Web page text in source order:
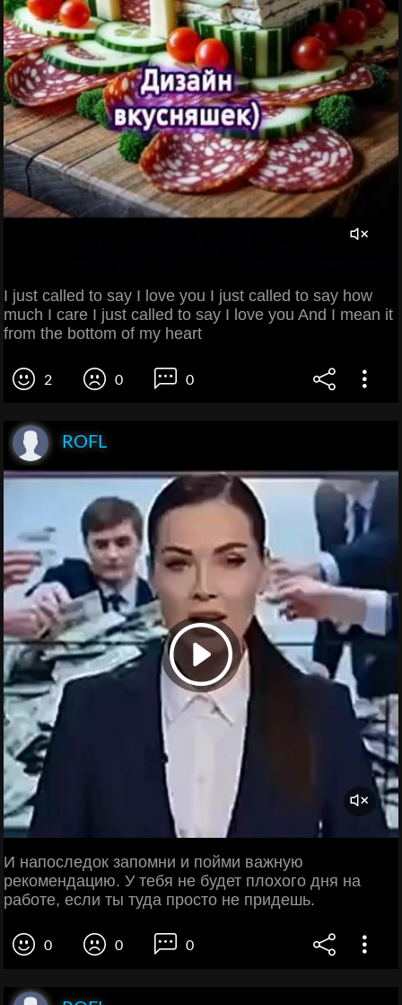
I just called to say I love you I just called to say how
much I care I just called to say I love you And I mean it
from the bottom of my heart
2 0 0
ROFL
И напоследок запомни и пойми важную
рекомендацию. У тебя не будет плохого дня на
работе, если ты туда просто не придешь.
0 0 0